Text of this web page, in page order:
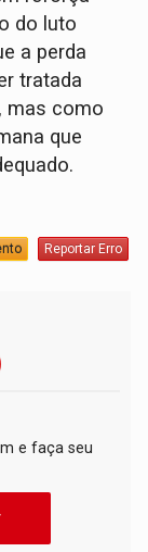
do luto
a perda
tratada
mas como
que
Reportar Erro
e faça seu